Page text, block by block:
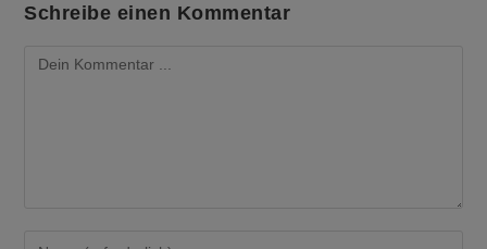
Schreibe einen Kommentar
Kommentieren